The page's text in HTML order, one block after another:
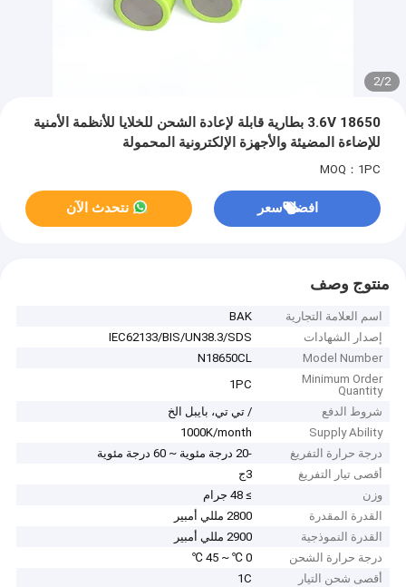
2/2
3.6V 18650 بطارية قابلة لإعادة الشحن للخلايا للأنظمة الأمنية
للإضاءة المضيئة والأجهزة الإلكترونية المحمولة
MOQ：1PC
افضل سعر نتحدث الآن
منتوج وصف
اسم العلامة التجارية
BAK
إصدار الشهادات
IEC62133/BIS/UN38.3/SDS
Model Number
N18650CL
Minimum Order
Quantity
1PC
شروط الدفع
/ تي تي، بايبل الخ
Supply Ability
1000K/month
درجة حرارة التفريغ
-20 درجة مئوية ~ 60 درجة مئوية
أقصى تيار التفريغ
3ج
وزن
≥ 48 جرام
القدرة المقدرة
2800 مللي أمبير
القدرة النموذجية
2900 مللي أمبير
درجة حرارة الشحن
0 ℃ ~ 45 ℃
أقصى شحن التيار
1C